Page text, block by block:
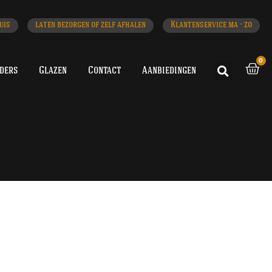
laten bezorgen of zelf afhalen Klantenservice ma - zo
Glazen Contact Aanbiedingen
0